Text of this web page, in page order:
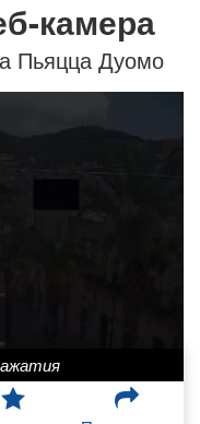
камера
Пьяцца Дуомо